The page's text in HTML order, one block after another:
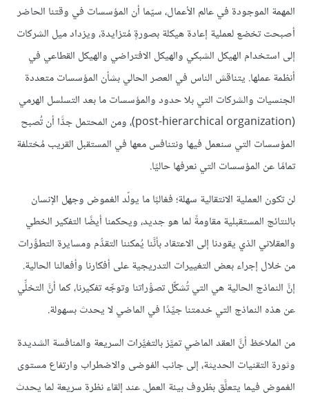
المهمة الموجودة في عالم الأعمال، سيّما أن المؤسسات في وقتنا الحاضر
أصبحت تخضع لعملية إعادة هيكلة بصورةٍ مُتزايدة، ويزداد ميل الشركات
إلى استخدام الهيكل الشبكي والهيكل الافتراضي والهيكل القطاعي في
أنظمة عملها. يتناقش الناس في العصر الحالي بشأن المؤسسات متعددة
الجنسيات والشركات التي بلا حدود والمؤسسات ما بعد التسلسل الهرمي
(post-hierarchical organization)، ومن المحتمل جدًّا أن تُصبح
المؤسسات التي سنعمل فيها ونتنافس معها في المستقبل القريب مُختلفة
تمامًا عن المؤسسات التي نعرفها حاليًا.
لن تكون العملية الانتقالية سهلة؛ فغالبًا ما يولّد الغموض وجهل الإنسان
بالنتائج المستقبلية مقاومةً لما هو جديد، ويحكمنا أيضًا التفكير الخطي
والعقلاني الذي يقودنا إلى الاعتقاد بأنَّنا يُمكننا التقدُّم ومسايرة التطوُّرات
من خلال إجراء بعض التغييرات التدريجية على أفكارنا وأفعالنا الحالية.
إنَّ النماذج الحالية هي التي تُشكِّل تصوُّراتنا وتوجِّه تفكيرنا، كما أنَّ التخلِّي
عن هذه النماذج التي خدمتنا جيِّدًا في الماضي لا يحدث بسهولة.
من الملاحَظ أنَّ العقد الماضي تميَّز بالتغيُّرات السريعة والمنافسة الشديدة
وثورة التقنيات الحديثة، إلى جانب الفوضى والاضطراب وارتفاع مستوى
الغموض فيما يتعلَّق بظروف بيئة العمل. عند إلقاء نظرة سريعة لما يحدث